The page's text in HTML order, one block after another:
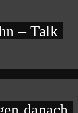
– Talk
danach